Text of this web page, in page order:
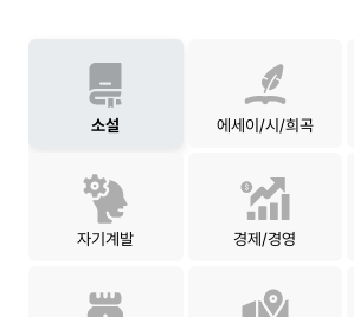
소설 에세이/시/희곡
자기계발 경제/경영